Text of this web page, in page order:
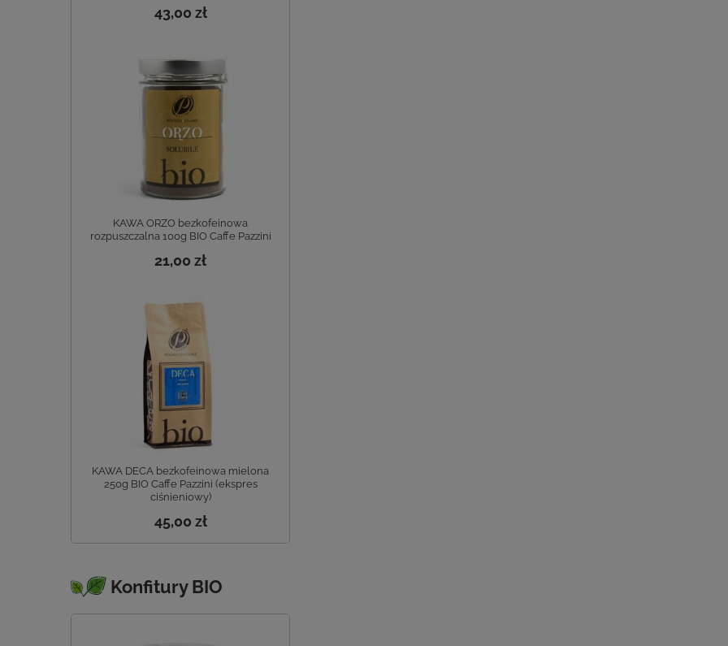
43,00 zł
KAWA ORZO bezkofeinowa
rozpuszczalna 100g BIO Caffe Pazzini
21,00 zł
KAWA DECA bezkofeinowa mielona
250g BIO Caffe Pazzini (ekspres
ciśnieniowy)
45,00 zł
Konfitury BIO